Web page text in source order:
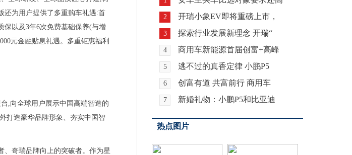
还为用户提供了多重购车礼遇:首
保以及3年6次免费基础保养(与增
元金融贴息礼遇。多重钜惠福利
,向全球用户展示中国高端智造的
打造豪华品牌形象、夯实中国智
、奇瑞品牌向上的突破者。作为星
2 开瑞小象EV即将重磅上市，
3 探索行业发展新理念 开瑞“
4 商用车新能源首届创富+高峰
5 逃不过的真香定律 小鹏P5
6 创富有道 共富前行 商用车
7 新婚礼物：小鹏P5和比亚迪
热点图片